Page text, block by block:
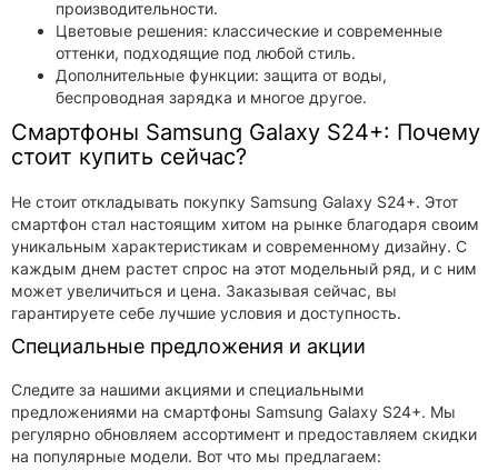
производительности.
Цветовые решения: классические и современные
оттенки, подходящие под любой стиль.
Дополнительные функции: защита от воды,
беспроводная зарядка и многое другое.
Смартфоны Samsung Galaxy S24+: Почему
стоит купить сейчас?
Не стоит откладывать покупку Samsung Galaxy S24+. Этот
смартфон стал настоящим хитом на рынке благодаря своим
уникальным характеристикам и современному дизайну. С
каждым днем растет спрос на этот модельный ряд, и с ним
может увеличиться и цена. Заказывая сейчас, вы
гарантируете себе лучшие условия и доступность.
Специальные предложения и акции
Следите за нашими акциями и специальными
предложениями на смартфоны Samsung Galaxy S24+. Мы
регулярно обновляем ассортимент и предоставляем скидки
на популярные модели. Вот что мы предлагаем: